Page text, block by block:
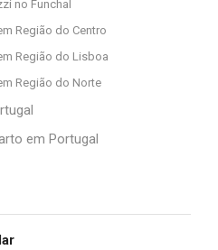
no Funchal
Região do Centro
Região do Lisboa
Região do Norte
em Portugal